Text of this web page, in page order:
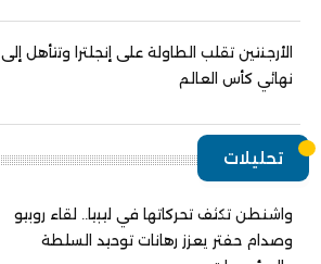
الأرجنتين تقلب الطاولة على إنجلترا وتتأهل إلى
نهائي كأس العالم
تحليلات
واشنطن تكثف تحركاتها في ليبيا.. لقاء روبيو
وصدام حفتر يعزز رهانات توحيد السلطة